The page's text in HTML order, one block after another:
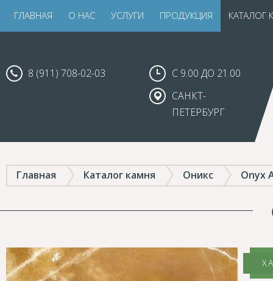
ГЛАВНАЯ О НАС УСЛУГИ ПРОДУКЦИЯ КАТАЛОГ
8 (911) 708-02-03
С 9.00 ДО 21.00
САНКТ-
ПЕТЕРБУРГ
Главная Каталог камня Оникс Onyx